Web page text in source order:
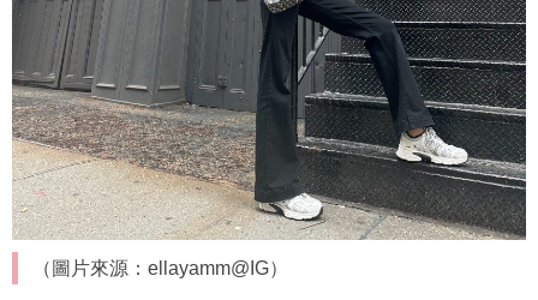
（圖片來源：ellayamm@IG）